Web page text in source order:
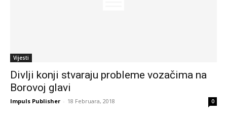
Vijesti
Divlji konji stvaraju probleme vozačima na
Borovoj glavi
Impuls Publisher - 18 Februara, 2018 0